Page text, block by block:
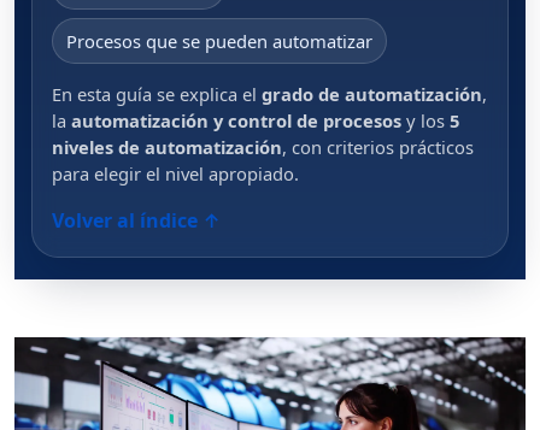
Procesos que se pueden automatizar
En esta guía se explica el grado de automatización,
la automatización y control de procesos y los 5
niveles de automatización, con criterios prácticos
para elegir el nivel apropiado.
Volver al índice ↑